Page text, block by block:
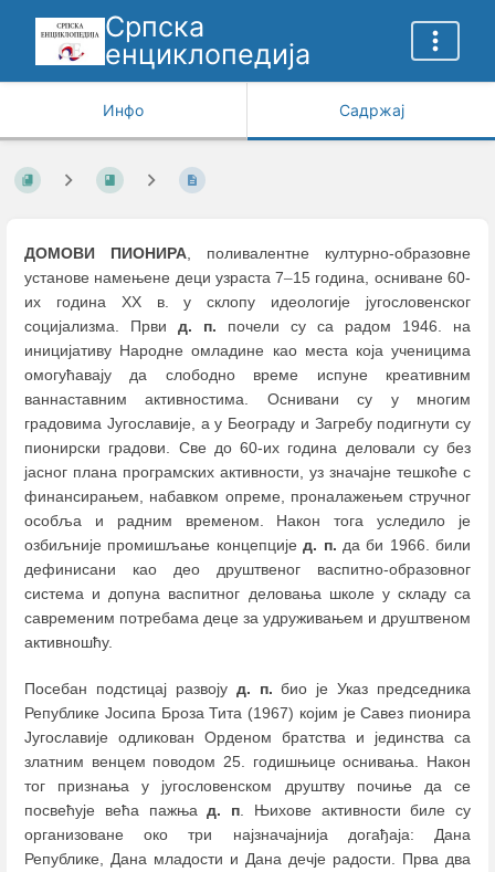
Српска
енциклопедија
Инфо Садржај
ДОМОВИ ПИОНИРА, поливалентне културно-образовне
установе намењене деци узраста 7–15 година, осниване 60-
их година XX в. у склопу идеологије југословенског
социјализма. Први д. п. почели су са радом 1946. на
иницијативу Народне омладине као места која ученицима
омогућавају да слободно време испуне креативним
ваннаставним активностима. Оснивани су у многим
градовима Југославије, а у Београду и Загребу подигнути су
пионирски градови. Све до 60-их година деловали су без
јасног плана програмских активности, уз значајне тешкоће с
финансирањем, набавком опреме, проналажењем стручног
особља и радним временом. Након тога уследило је
озбиљније промишљање концепцијед. п. да би 1966. били
дефинисани као део друштвеног васпитно-образовног
система и допуна васпитног деловања школе у складу са
савременим потребама деце за удруживањем и друштвеном
активношћу.
Посебан подстицај развоју д. п. био је Указ председника
Републике Јосипа Броза Тита (1967) којим је Савез пионира
Југославије одликован Орденом братства и јединства са
златним венцем поводом 25. годишњице оснивања. Након
тог признања у југословенском друштву почиње да се
посвећује већа пажњад. п . Њихове активности биле су
организоване око три најзначајнија догађаја: Дана
Републике, Дана младости и Дана дечје радости. Прва два